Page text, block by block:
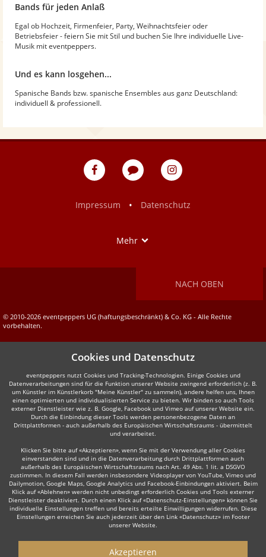
Bands für jeden Anlaß
Egal ob Hochzeit, Firmenfeier, Party, Weihnachtsfeier oder
Betriebsfeier - feiern Sie mit Stil und buchen Sie Ihre individuelle Live-
Musik mit eventpeppers.
Und es kann losgehen...
Spanische Bands bzw. spanische Ensembles aus ganz Deutschland:
individuell & professionell.
eventpeppers
Blog
eventpeppers
Impressum
• Datenschutz
Mehr
NACH OBEN
© 2010-2026 eventpeppers UG (haftungsbeschränkt) & Co. KG - Alle Rechte
vorbehalten.
Cookies und Datenschutz
eventpeppers nutzt Cookies und Tracking-Technologien. Einige Cookies und
Datenverarbeitungen sind für die Funktion unserer Website zwingend erforderlich (z. B.
um Künstler im Künstlerkorb "Meine Künstler" zu sammeln), andere helfen uns, Ihnen
einen optimierten und individualisierten Service zu bieten. Wir binden so auch Tools
externer Dienstleister wie z. B. Google, Facebook und Vimeo auf unserer Website ein.
Durch die Einbindung dieser Tools werden personenbezogene Daten an
Drittplattformen - auch außerhalb des Europäischen Wirtschaftsraums - übermittelt
und verarbeitet.
Klicken Sie bitte auf «Akzeptieren», wenn Sie mit der Verwendung aller Cookies
einverstanden sind und in die Datenverarbeitung durch Drittplattformen auch
außerhalb des Europäischen Wirtschaftsraums nach Art. 49 Abs. 1 lit. a DSGVO
zustimmen. In diesem Fall werden insbesondere Videoplayer von YouTube, Vimeo und
Dailymotion, Google Maps, Google Analytics und Facebook-Einbindungen aktiviert. Beim
Klick auf «Ablehnen» werden nicht unbedingt erforderlich Cookies und Tools externer
Dienstleister deaktiviert. Durch einen Klick auf «Datenschutz-Einstellungen» können Sie
individuelle Einstellungen treffen und bereits erteilte Einwilligungen widerrufen. Diese
Einstellungen erreichen Sie auch jederzeit über den Link «Datenschutz» im Footer
unserer Website.
Akzeptieren